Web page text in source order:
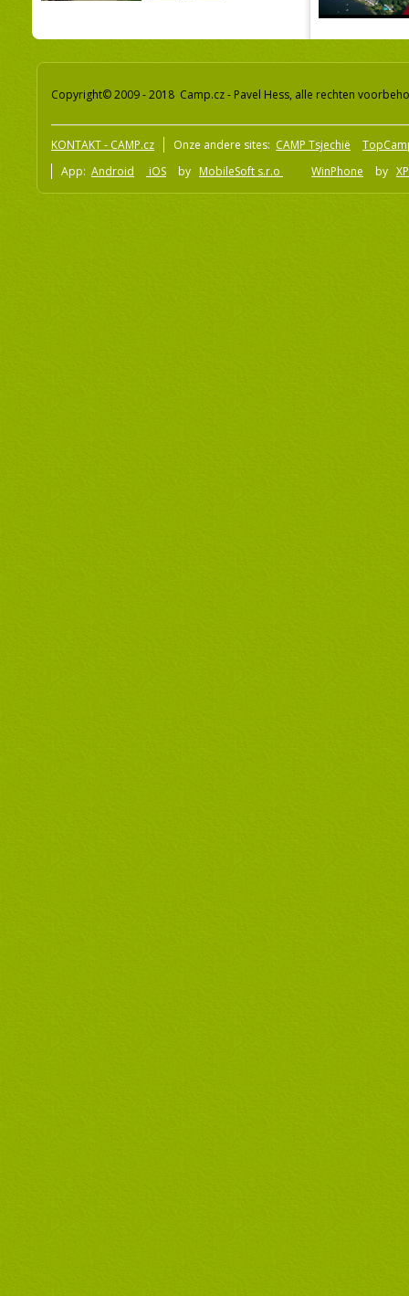
Copyright© 2009 - 2018 Camp.cz - Pavel Hess, alle rechten
KONTAKT - CAMP.cz Onze andere sites: CAMP Tsjechië
App: Android iOS by MobileSoft s.r.o WinPhone by